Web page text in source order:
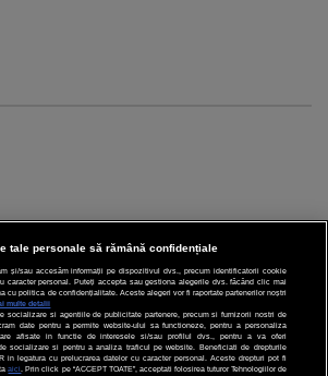
tale personale să rămână confidențiale
și/sau accesăm informații pe dispozitivul dvs., precum identificatorii cookie
caracter personal. Puteți accepta sau gestiona alegerile dvs. făcând clic mai
cu politica de confidențialitate. Aceste alegeri vor fi raportate partenerilor noștri
multe detalii
socializare si agentiile de publicitate partenere, precum si furnizorii nostri de
date pentru a permite website-ului sa functioneze, pentru a personaliza
afisate in functie de interesele si/sau profilul dvs., pentru a va oferi
socializare si pentru a analiza traficul pe website. Beneficiati de drepturile
in legatura cu prelucrarea datelor cu caracter personal. Aceste drepturi pot fi
aici . Prin click pe “ACCEPT TOATE”, acceptati folosirea tuturor Tehnologiilor de